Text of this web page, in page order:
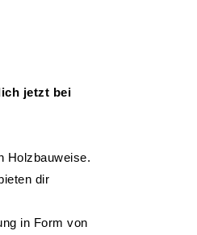
jetzt bei
Holzbauweise.
dir
in Form von